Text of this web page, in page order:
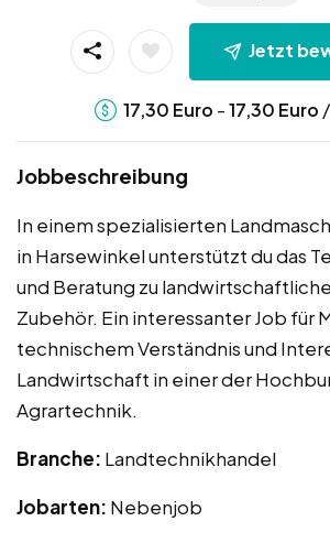
Jetzt
17,30 Euro -17,30 Euro
Jobbeschreibung
In einem spezialisierten
in Harsewinkel unterstützt du das
und Beratung zu
Zubehör. Ein interessanter Job für
technischem Verständnis und
Landwirtschaft in einer der
Agrartechnik.
Branche: Landtechnikhandel
Jobarten: Nebenjob